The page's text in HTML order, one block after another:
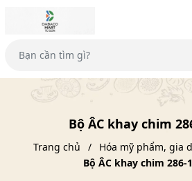
Bộ ÂC khay chim
Trang chủ
Hóa mỹ phẩm, gia
Bộ ÂC khay chim 286-